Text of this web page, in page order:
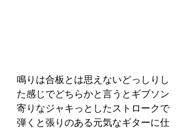
鳴りは合板とは思えないどっしりし
た感じでどちらかと言うとギブソン
寄りなジャキっとしたストロークで
弾くと張りのある元気なギターに仕